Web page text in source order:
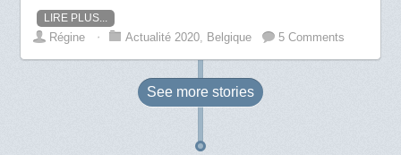
LIRE PLUS...
Régine ⋅ Actualité 2020, Belgique 5 Comments
See more stories